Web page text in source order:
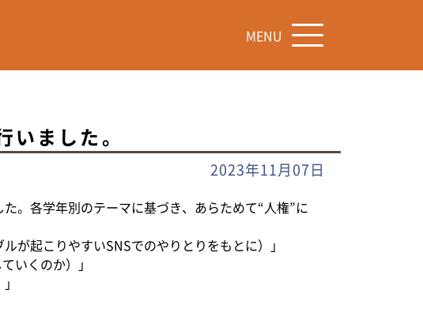
MENU
ました。
2023年11月07日
。各学年別のテーマに基づき、あらためて“人権”に
が起こりやすいSNSでのやりとりをもとに）」
いくのか）」